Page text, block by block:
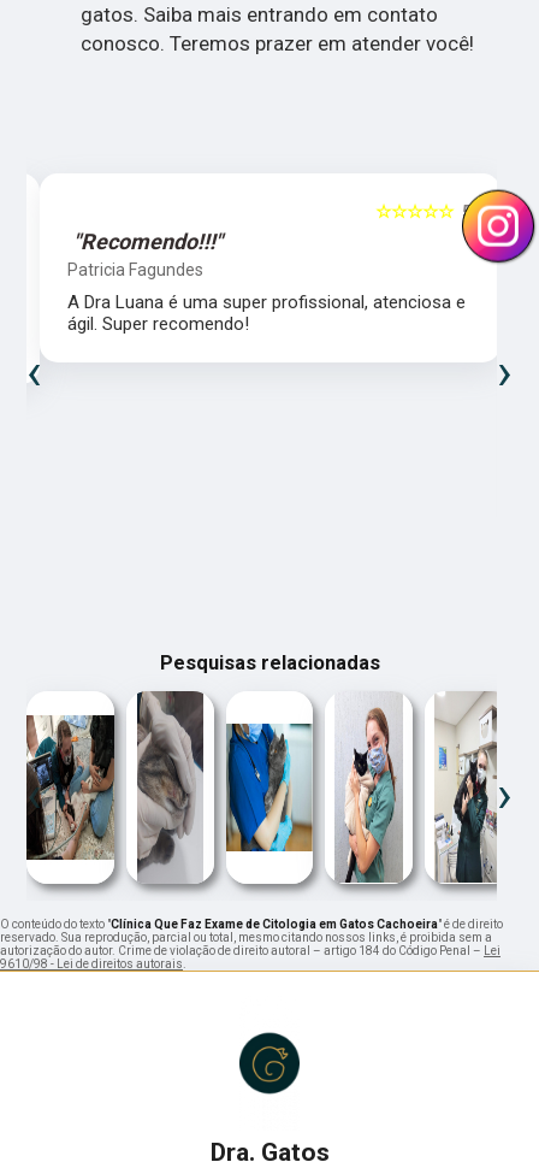
gatos. Saiba mais entrando em contato
conosco. Teremos prazer em atender você!
5
☆☆☆☆☆
"Recomendo!!!"
Patricia Fagundes
A Dra Luana é uma super profissional, atenciosa e
ágil. Super recomendo!
‹ ›
Pesquisas relacionadas
‹ ›
O conteúdo do texto "Clínica Que Faz Exame de Citologia em Gatos Cachoeira" é de direito
reservado. Sua reprodução, parcial ou total, mesmo citando nossos links, é proibida sem a
autorização do autor. Crime de violação de direito autoral – artigo 184 do Código Penal – Lei
9610/98 - Lei de direitos autorais.
Dra. Gatos